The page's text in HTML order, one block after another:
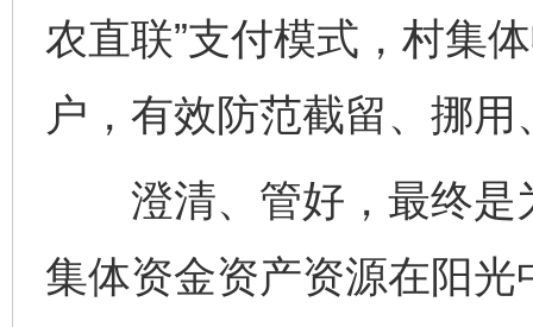
农直联”支付模式，村集
户，有效防范截留、挪
澄清、管好，最终是
集体资金资产资源在阳